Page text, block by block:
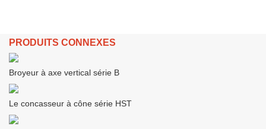
PRODUITS CONNEXES
Broyeur à axe vertical série B
Le concasseur à cône série HST